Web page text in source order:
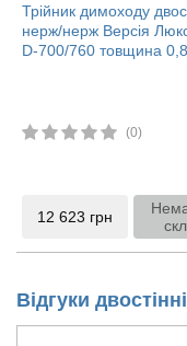
Трійник димоходу
нерж/нерж Версія
D-700/760 товщина
(0)
12 623 грн
Відгуки